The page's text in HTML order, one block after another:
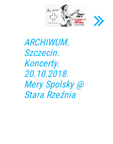
ARCHIWUM.
Szczecin.
Koncerty.
20.10.2018.
Mery Spolsky @
Stara Rzeźnia